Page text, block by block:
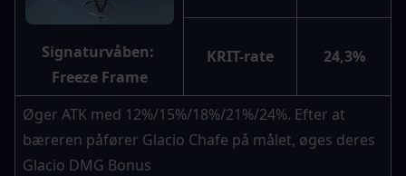
Signaturvåben:
Freeze Frame
KRIT-rate 24,3%
Øger ATK med 12%/15%/18%/21%/24%. Efter at
bæreren påfører Glacio Chafe på målet, øges deres
Glacio DMG Bonus